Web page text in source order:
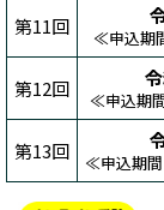
第11回 ≪申込期
第12回 ≪申込期
第13回 ≪申込期